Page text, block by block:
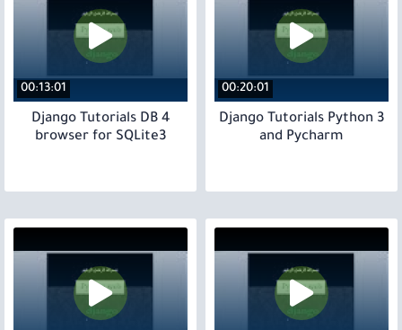
00:20:01
3 Django Tutorials Python
and Pycharm
00:13:01
4 Django Tutorials DB
browser for SQLite3